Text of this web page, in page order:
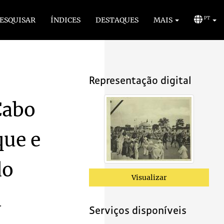
ÍNDICES DESTAQUES MAIS PT
Sul-Africana realizadas em Junho, Julho, Agosto e Setembro de 1939 -
Sul-Africana realizadas em Junho, Julho, Agosto e Setembro de 1939 -
Sul-Africana realizadas em Junho, Julho, Agosto e Setembro de 1939 -
Sul-Africana realizadas em Junho, Julho, Agosto e Setembro de 1939 -
Sul-Africana realizadas em Junho, Julho, Agosto e Setembro de 1939 -
Sul-Africana realizadas em Junho, Julho, Agosto e Setembro de 1939 -
Sul-Africana realizadas em Junho, Julho, Agosto e Setembro de 1939 -
Representação digital
Visualizar
Serviços disponíveis
e